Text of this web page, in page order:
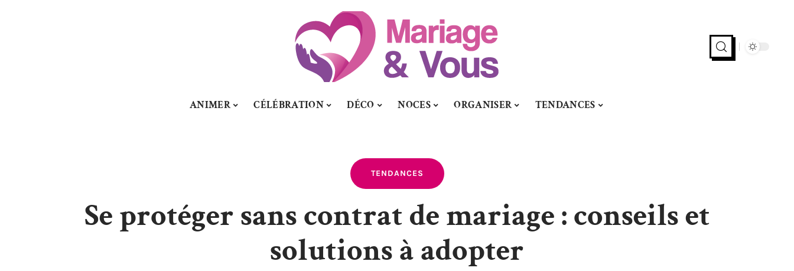
ANIMER CÉLÉBRATION DÉCO NOCES ORGANISER TENDANCES
TENDANCES
Se protéger sans contrat de mariage : conseils et
solutions à adopter